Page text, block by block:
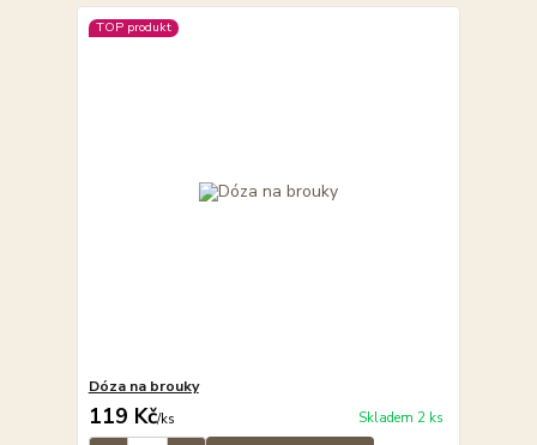
TOP produkt
Dóza na brouky
119 Kč/ks Skladem 2 ks